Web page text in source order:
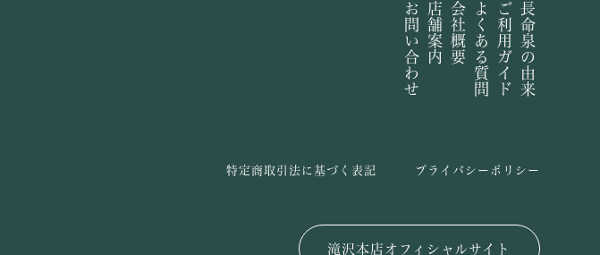
長命泉の由来
ご利用ガイド
よくある質問
会社概要
店舗案内
お問い合わせ
滝沢本店オフィシャルサイト
特定商取引法に基づく表記 プライバシーポリシー